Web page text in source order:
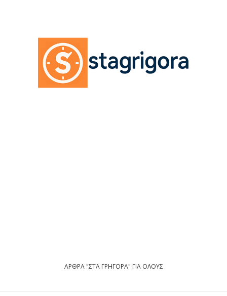
ΑΡΘΡΑ "ΣΤΑ ΓΡΗΓΟΡΑ" ΓΙΑ ΟΛΟΥΣ